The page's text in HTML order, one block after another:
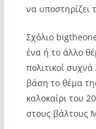
να υποστηρίζει
Σχόλιο
ένα ή το άλλο
πολιτικοί
βάση το θέμα
καλοκαίρι του
στους βάλτους